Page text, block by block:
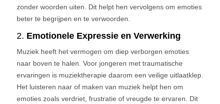
zonder woorden uiten. Dit helpt hen vervolgens om emoties
beter te begrijpen en te verwoorden.
2. Emotionele Expressie en Verwerking
Muziek heeft het vermogen om diep verborgen emoties
naar boven te halen. Voor jongeren met traumatische
ervaringen is muziektherapie daarom een veilige uitlaatklep.
Het luisteren naar of maken van muziek helpt hen om
emoties zoals verdriet, frustratie of vreugde te ervaren. Dit